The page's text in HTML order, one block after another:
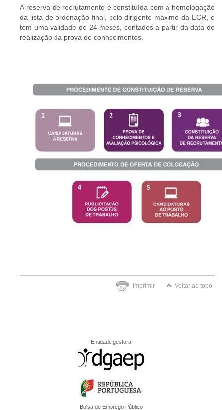
A reserva de recrutamento é constituída com a homologação
da lista de ordenação final, pelo dirigente máximo da ECR, e
tem uma validade de 24 meses, contados a partir da data de
realização da prova de conhecimentos.
Imprimir Voltar ao topo
Entidade gestora
Bolsa de Emprego Público